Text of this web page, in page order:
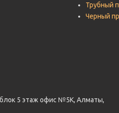
Трубный
Черный
5 этаж офис №5К, Алматы,